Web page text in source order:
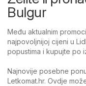
Bulgur
Među aktualnim
najpovoljnijoj cijeni u
popustima i kupujte po
Najnovije posebne
Letkomat.hr. Ovdje